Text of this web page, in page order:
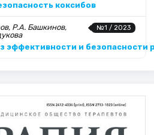
коксибов
№1 / 2023
Р.А. Башкинов,
эффективности и безопасности